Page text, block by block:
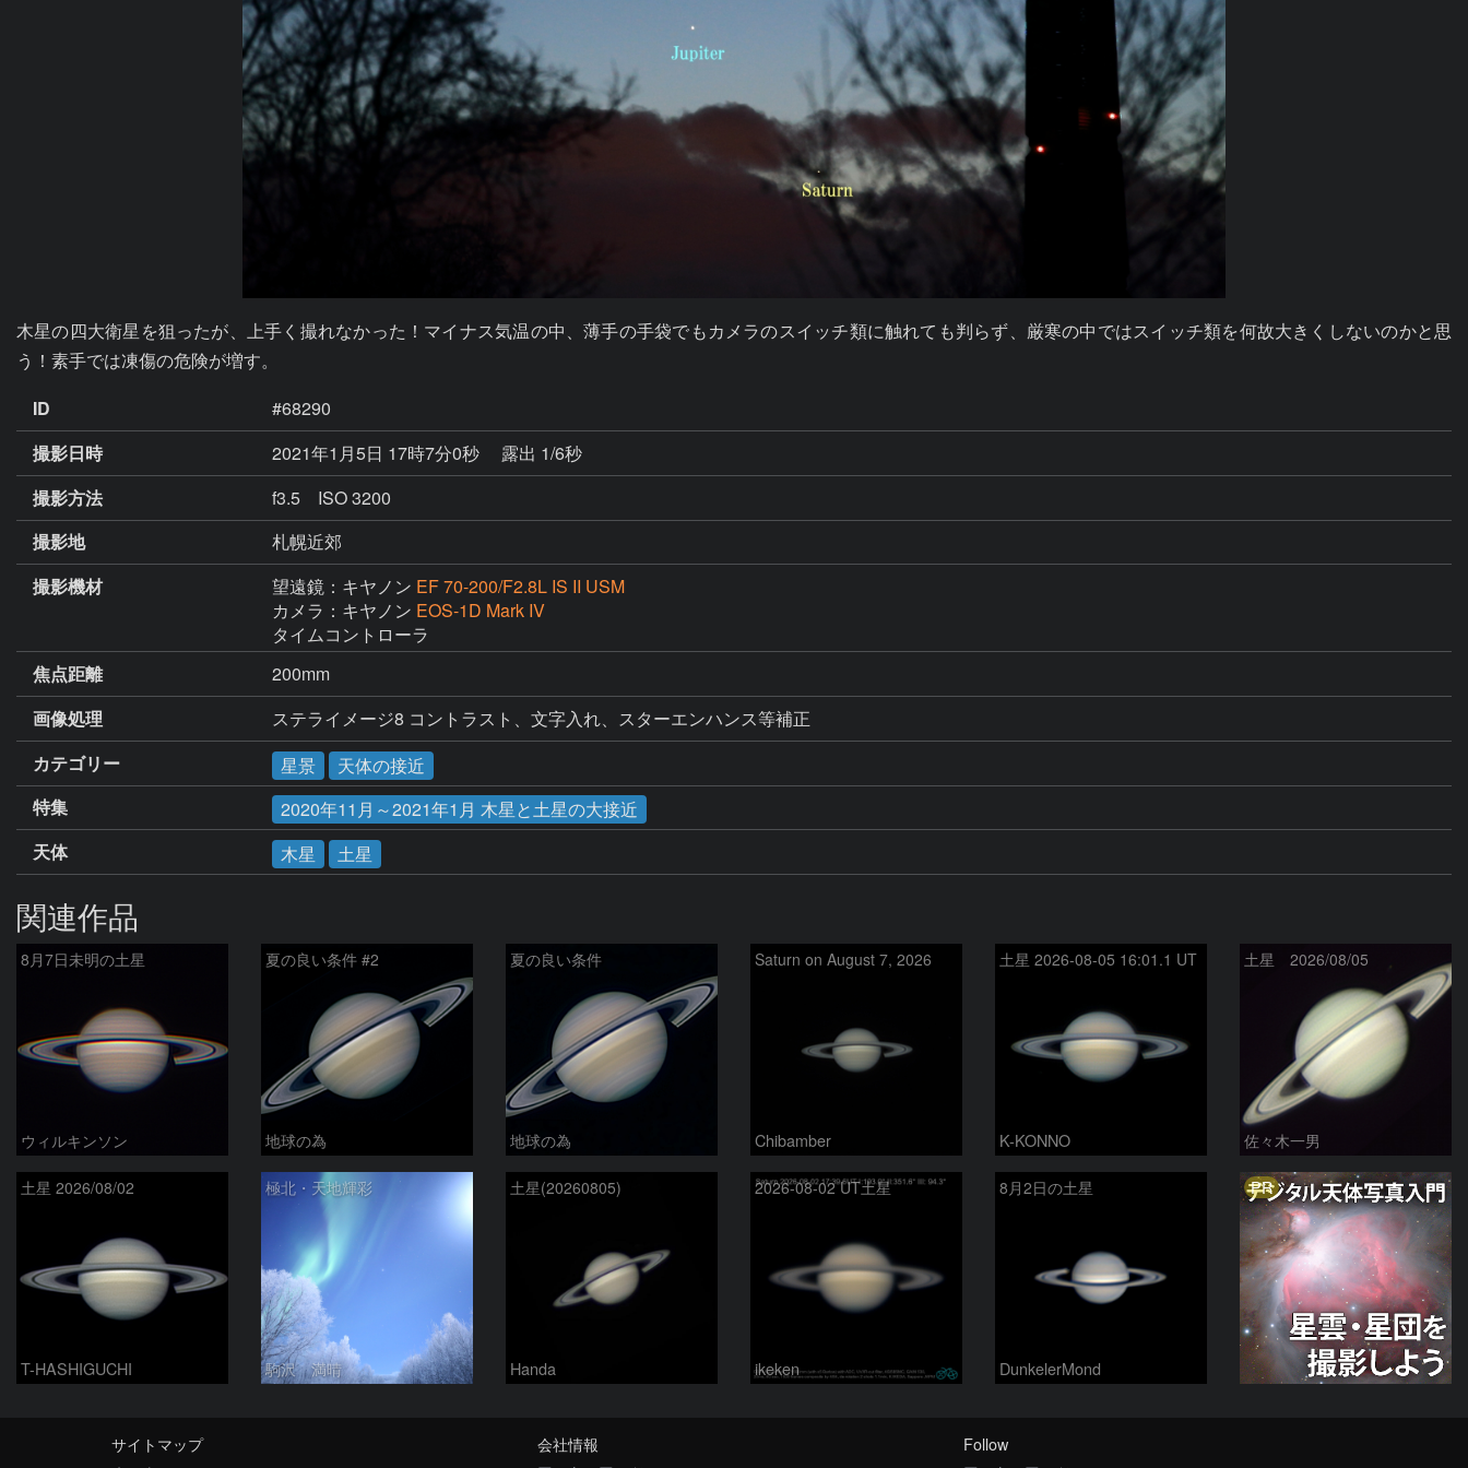
木星の四大衛星を狙ったが、上手く撮れなかった！マイナス気温の中、薄手の手袋でもカメラのスイッチ類に触れても判らず、厳寒の中ではスイッチ類を何故大きくしないのかと思
う！素手では凍傷の危険が増す。
ID
#68290
撮影日時
2021年1月5日 17時7分0秒
露出 1/6秒
撮影方法
f3.5 ISO 3200
撮影地
札幌近郊
撮影機材
望遠鏡：キヤノン EF 70-200/F2.8L IS II USM
カメラ：キヤノン EOS-1D Mark IV
タイムコントローラ
焦点距離
200mm
画像処理
ステライメージ8 コントラスト、文字入れ、スターエンハンス等補正
カテゴリー
星景
天体の接近
特集
2020年11月～2021年1月 木星と土星の大接近
天体
木星 土星
関連作品
8月7日未明の土星
ウィルキンソン
夏の良い条件 #2
地球の為
夏の良い条件
地球の為
Saturn on August 7, 2026
Chibamber
土星 2026-08-05 16:01.1 UT
K-KONNO
土星 2026/08/05
佐々木一男
土星 2026/08/02
T-HASHIGUCHI
極北・天地輝彩
駒沢 満晴
土星(20260805)
Handa
2026-08-02 UT土星
ikeken
8月2日の土星
DunkelerMond
PR
サイトマップ
会社情報
Follow